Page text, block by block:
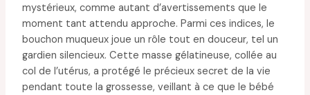
mystérieux, comme autant d’avertissements que le
moment tant attendu approche. Parmi ces indices, le
bouchon muqueux joue un rôle tout en douceur, tel un
gardien silencieux. Cette masse gélatineuse, collée au
col de l’utérus, a protégé le précieux secret de la vie
pendant toute la grossesse, veillant à ce que le bébé